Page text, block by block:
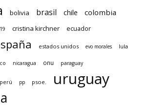
bolivia brasil chile colombia
cristina kirchner ecuador
estados unidos evo morales lula
nicaragua onu paraguay
perú pp psoe. uruguay